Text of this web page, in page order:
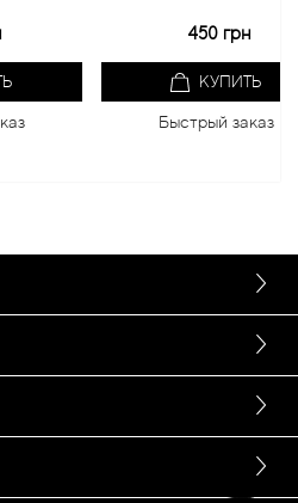
450 грн
КУПИТЬ
Быстрый заказ